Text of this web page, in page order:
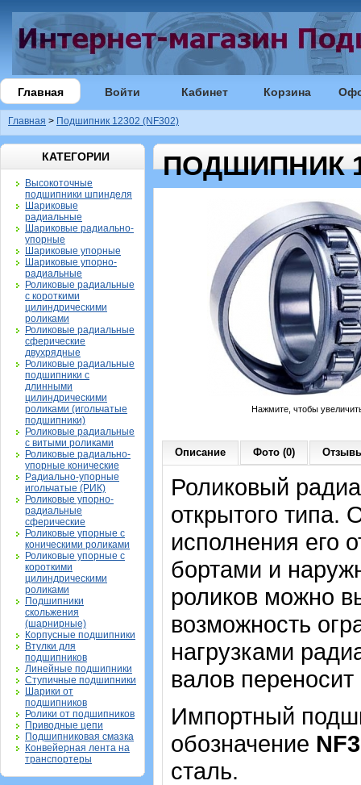
Главная Войти Кабинет Корзина
Главная > Подшипник 12302 (NF302)
КАТЕГОРИИ
Высокоточные
подшипники шпинделя
Шариковые
радиальные
Шариковые радиально-
упорные
Шариковые упорные
Шариковые упорно-
радиальные
Роликовые радиальные
с короткими
цилиндрическими
роликами
Роликовые радиальные
сферические
двухрядные
Роликовые радиальные
подшипники с
длинными
цилиндрическими
роликами (игольчатые
подшипники)
Роликовые радиальные
с витыми роликами
Роликовые радиально-
упорные конические
Радиально-упорные
игольчатые (РИК)
Роликовые упорно-
радиальные
сферические
Роликовые упорные с
коническими роликами
Роликовые упорные с
короткими
цилиндрическими
роликами
Подшипники
скольжения
(шарнирные)
Корпусные подшипники
Втулки для
подшипников
Линейные подшипники
Ступичные подшипники
Шарики от
подшипников
Ролики от подшипников
Приводные цепи
Подшипниковая смазка
Конвейерная лента на
транспортеры
ПОДШИПНИК
Нажмите, чтобы
Описание Фото (0)
Роликовый
открытого типа.
исполнения его
бортами и
роликов можно
возможность
нагрузками
валов
Импортный
обозначение
сталь.